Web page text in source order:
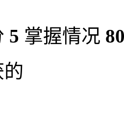
5 掌握情况